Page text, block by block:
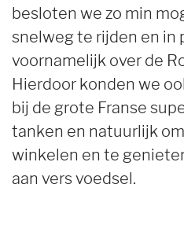
besloten we zo min
snelweg te rijden en in
voornamelijk over de
Hierdoor konden we
bij de grote Franse
tanken en natuurlijk
winkelen en te
aan vers voedsel.